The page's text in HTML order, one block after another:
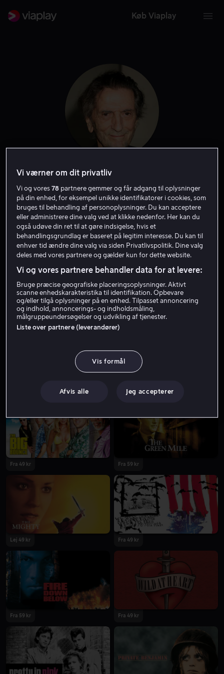
Køb Viaplay
Harry Dean Stanton
Skuespiller Stemme Gæst
Lej 49 kr Fra 49 kr
Fra 49 kr
Fra 49 kr Fra 59 kr
Lej 49 kr Fra 49 kr
Fra 59 kr Fra 49 kr
Vi værner om dit privatliv
Vi og vores78 partnere gemmer og får adgang til oplysninger
på din enhed, for eksempel unikke identifikatorer i cookies, som
bruges til behandling af personoplysninger. Du kan acceptere
eller administrere dine valg ved at klikke nedenfor. Her kan du
også udøve din ret til at gøre indsigelse, hvis et
behandlingsgrundlag er baseret på legitim interesse. Du kan til
enhver tid ændre dine valg via siden Privatlivspolitik. Dine valg
deles med vores partnere og gælder kun for dette website.
Vi og vores partnere behandler data for at levere:
Bruge præcise geografiske placeringsoplysninger. Aktivt
scanne enhedskarakteristika til identifikation. Opbevare
og/eller tilgå oplysninger på en enhed. Tilpasset annoncering
og indhold, annoncerings- og indholdsmåling,
målgruppeundersøgelser og udvikling af tjenester.
Liste over partnere (leverandører)
Vis formål
Afvis alle Jeg accepterer